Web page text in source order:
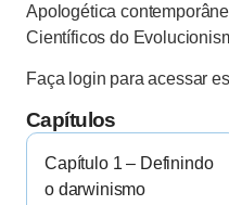
Apologética
Científicos do
Faça login para acessar
Capítulos
Capítulo 1 – Definindo
o darwinismo